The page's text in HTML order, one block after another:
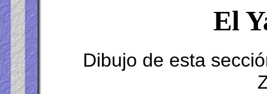
El
Dibujo de esta